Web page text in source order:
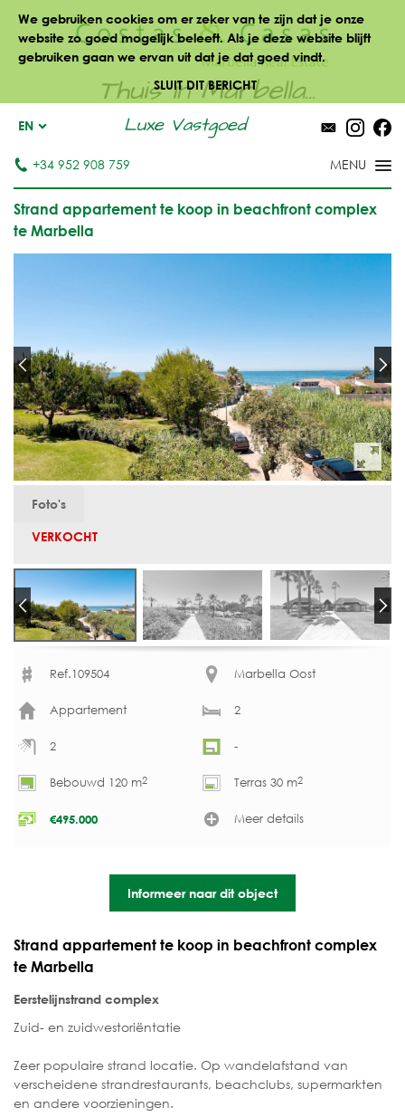
We gebruiken cookies om er zeker van te zijn dat je onze
website zo goed mogelijk beleeft. Als je deze website blijft
gebruiken gaan we ervan uit dat je dat goed vindt.
SLUIT DIT BERICHT
Thuis in Marbella...
Luxe Vastgoed
EN
+34 952 908 759
Strand appartement te koop in beachfront complex
te Marbella
Foto's
VERKOCHT
Ref.109504 Marbella Oost
Appartement 2
2 -
Bebouwd 120 m2 Terras 30 m2
€495.000 Meer details
Informeer naar dit object
Strand appartement te koop in beachfront complex
te Marbella
Eerstelijnstrand complex
Zuid- en zuidwestoriëntatie
Zeer populaire strand locatie. Op wandelafstand van
verscheidene strandrestaurants, beachclubs, supermarkten
en andere voorzieningen.